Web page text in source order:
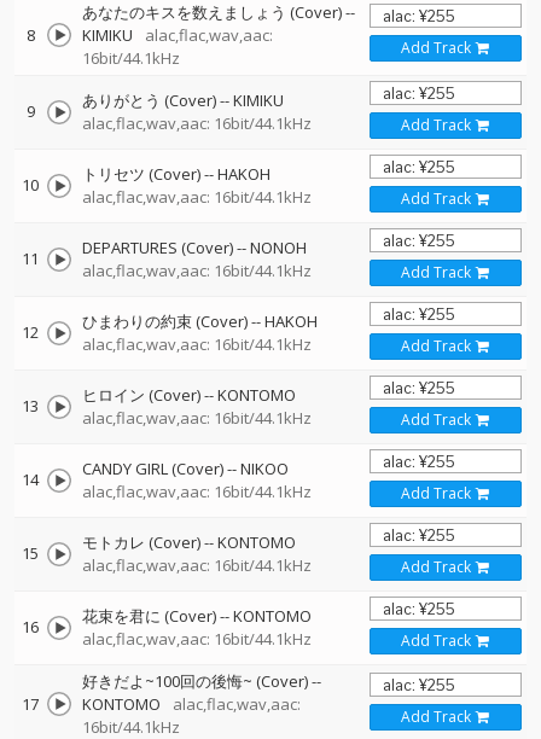
8
あなたのキスを数えましょう (Cover)--
KIMIKU
alac,flac,wav,aac:
16bit/44.1kHz
Add Track
9 ありがとう (Cover)--KIMIKU
alac,flac,wav,aac: 16bit/44.1kHz
Add Track
10 トリセツ (Cover)--HAKOH
alac,flac,wav,aac: 16bit/44.1kHz
Add Track
11 DEPARTURES (Cover)--NONOH
alac,flac,wav,aac: 16bit/44.1kHz
Add Track
12 ひまわりの約束 (Cover)--HAKOH
alac,flac,wav,aac: 16bit/44.1kHz
Add Track
13 ヒロイン (Cover)--KONTOMO
alac,flac,wav,aac: 16bit/44.1kHz
Add Track
14 CANDY GIRL (Cover)--NIKOO
alac,flac,wav,aac: 16bit/44.1kHz
Add Track
15 モトカレ (Cover)--KONTOMO
alac,flac,wav,aac: 16bit/44.1kHz
Add Track
16 花束を君に (Cover)--KONTOMO
alac,flac,wav,aac: 16bit/44.1kHz
Add Track
17
好きだよ~100回の後悔~ (Cover)--
KONTOMO
alac,flac,wav,aac:
16bit/44.1kHz
Add Track